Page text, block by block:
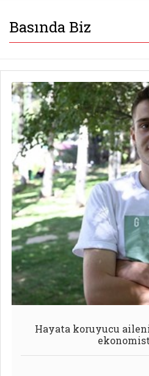
Basında Biz
Hayata koruyucu